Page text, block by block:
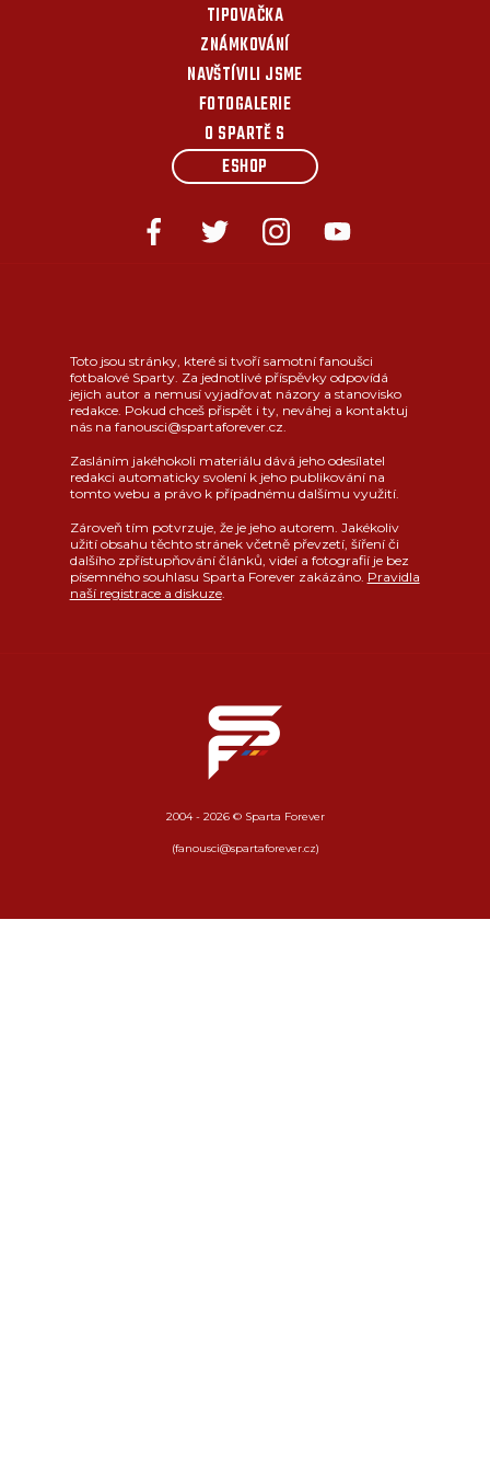
TIPOVAČKA
ZNÁMKOVÁNÍ
NAVŠTÍVILI JSME
FOTOGALERIE
O SPARTĚ S
ESHOP
Toto jsou stránky, které si tvoří samotní fanoušci
fotbalové Sparty. Za jednotlivé příspěvky odpovídá
jejich autor a nemusí vyjadřovat názory a stanovisko
redakce. Pokud chceš přispět i ty, neváhej a kontaktuj
nás na fanousci@spartaforever.cz.
Zasláním jakéhokoli materiálu dává jeho odesílatel
redakci automaticky svolení k jeho publikování na
tomto webu a právo k případnému dalšímu využití.
Zároveň tím potvrzuje, že je jeho autorem. Jakékoliv
užití obsahu těchto stránek včetně převzetí, šíření či
dalšího zpřístupňování článků, videí a fotografií je bez
písemného souhlasu Sparta Forever zakázáno. Pravidla
naší registrace a diskuze.
2004 - 2026 © Sparta Forever
(fanousci@spartaforever.cz)